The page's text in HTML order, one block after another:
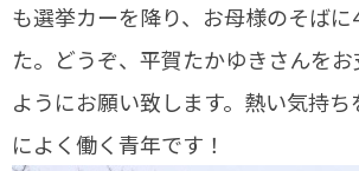
も選挙カーを降り、お母様のそば
た。どうぞ、平賀たかゆきさんを
ようにお願い致します。熱い気持
によく働く青年です！